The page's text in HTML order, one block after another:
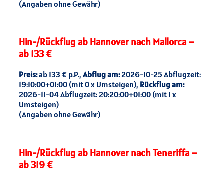
(Angaben ohne Gewähr)
Hin-/Rückflug ab Hannover nach Mallorca –
ab 133 €
Preis:ab 133 € p.P.,Abflug am:2026-10-25 Abflugzeit:
19:10:00+01:00 (mit 0 x Umsteigen), Rückflug am:
2026-11-04 Abflugzeit: 20:20:00+01:00 (mit 1 x
Umsteigen)
(Angaben ohne Gewähr)
Hin-/Rückflug ab Hannover nach Teneriffa –
ab 319 €